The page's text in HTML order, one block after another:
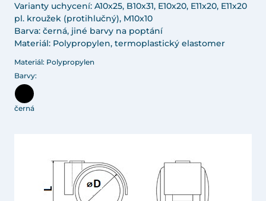
Varianty uchycení: A10x25, B10x31, E10x20, E11x20, E11x20
pl. kroužek (protihlučný), M10x10
Barva: černá, jiné barvy na poptání
Materiál: Polypropylen, termoplastický elastomer
Materiál: Polypropylen
Barvy:
černá